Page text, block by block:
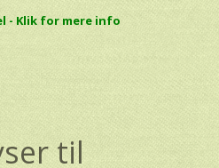
- Klik for mere info
til